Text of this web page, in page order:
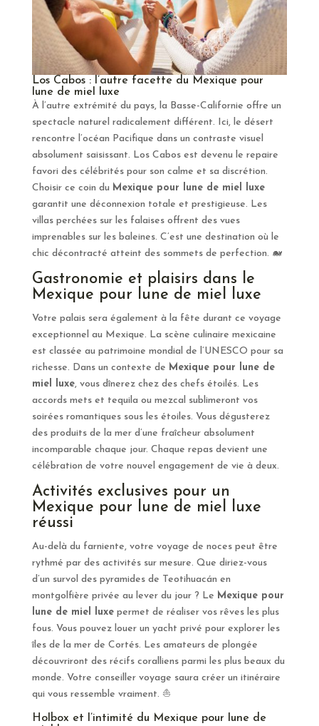
Los Cabos : l’autre facette du Mexique pour
lune de miel luxe
À l’autre extrémité du pays, la Basse-Californie offre un
spectacle naturel radicalement différent. Ici, le désert
rencontre l’océan Pacifique dans un contraste visuel
absolument saisissant. Los Cabos est devenu le repaire
favori des célébrités pour son calme et sa discrétion.
Choisir ce coin du Mexique pour lune de miel luxe
garantit une déconnexion totale et prestigieuse. Les
villas perchées sur les falaises offrent des vues
imprenables sur les baleines. C’est une destination où le
chic décontracté atteint des sommets de perfection. 🐋
Gastronomie et plaisirs dans le
Mexique pour lune de miel luxe
Votre palais sera également à la fête durant ce voyage
exceptionnel au Mexique. La scène culinaire mexicaine
est classée au patrimoine mondial de l’UNESCO pour sa
richesse. Dans un contexte de Mexique pour lune de
miel luxe, vous dînerez chez des chefs étoilés. Les
accords mets et tequila ou mezcal sublimeront vos
soirées romantiques sous les étoiles. Vous dégusterez
des produits de la mer d’une fraîcheur absolument
incomparable chaque jour. Chaque repas devient une
célébration de votre nouvel engagement de vie à deux.
Activités exclusives pour un
Mexique pour lune de miel luxe
réussi
Au-delà du farniente, votre voyage de noces peut être
rythmé par des activités sur mesure. Que diriez-vous
d’un survol des pyramides de Teotihuacán en
montgolfière privée au lever du jour ? Le Mexique pour
lune de miel luxepermet de réaliser vos rêves les plus
fous. Vous pouvez louer un yacht privé pour explorer les
îles de la mer de Cortés. Les amateurs de plongée
découvriront des récifs coralliens parmi les plus beaux du
monde. Votre conseiller voyage saura créer un itinéraire
qui vous ressemble vraiment. ⛵
Holbox et l’intimité du Mexique pour lune de